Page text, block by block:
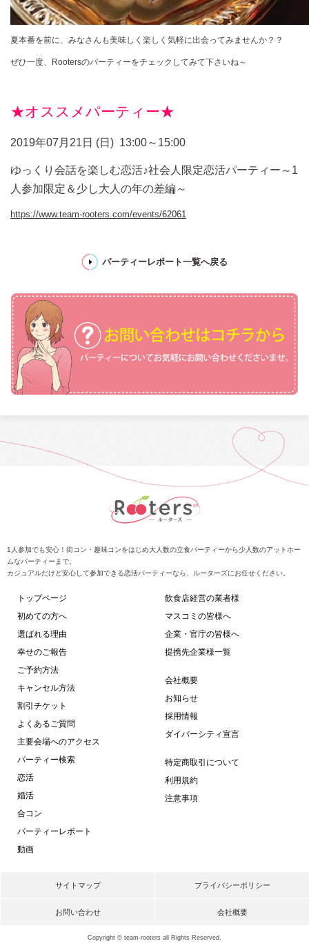
夏本番を前に、みなさんも美味しく楽しく気軽に出会ってみませんか？？
ぜひ一度、 Rootersのパーティーをチェックしてみて下さいね～
★オススメパーティー★
2019年07月21日 (日) 13:00～15:00
ゆっくり会話を楽しむ恋活♪社会人限定恋活パーティー～1
人参加限定＆少し大人の年の差編～
https://www.team-rooters.com/events/62061
パーティーレポート一覧へ戻る
1人参加でも安心！街コン・趣味コンをはじめ大人数の立食パーティーから少人数のアットホー
ムなパーティーまで。
カジュアルだけど安心して参加できる恋活パーティーなら、ルーターズにお任せください。
トップページ
初めての方へ
選ばれる理由
幸せのご報告
ご予約方法
キャンセル方法
割引チケット
よくあるご質問
主要会場へのアクセス
パーティー検索
恋活
婚活
合コン
パーティーレポート
動画
飲食店経営の業者様
マスコミの皆様へ
企業・官庁の皆様へ
提携先企業様一覧
会社概要
お知らせ
採用情報
ダイバーシティ宣言
特定商取引について
利用規約
注意事項
サイトマップ プライバシーポリシー
お問い合わせ 会社概要
Copyright © team-rooters all Rights Reserved.